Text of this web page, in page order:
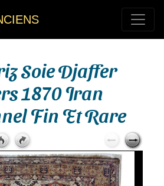
Soie Djaffer
1870 Iran
Fin Et Rare